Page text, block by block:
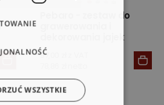
Pebaro - zestaw do
dekorowania jajek
97,00 zł z VAT
WSZYSTKIE